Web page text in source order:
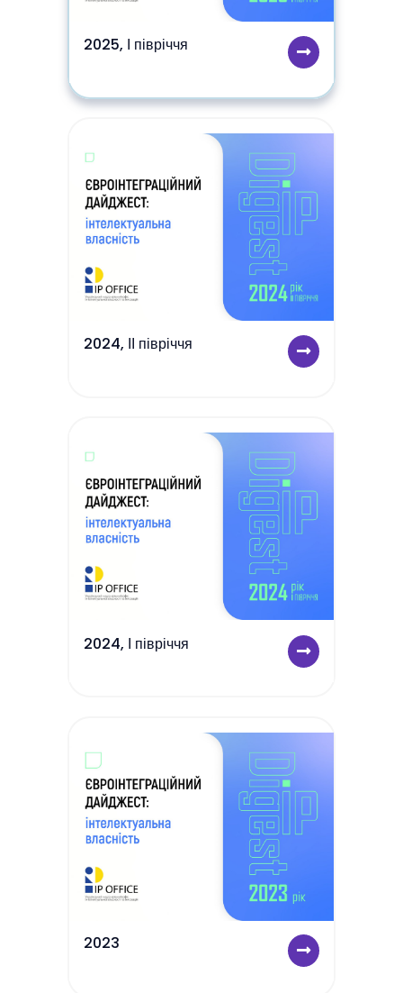
2025, І півріччя
2024, ІІ півріччя
2024, І півріччя
2023